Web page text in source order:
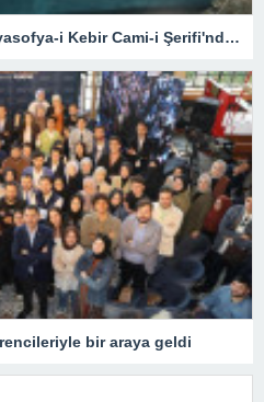
Cumhurbaşkanı Erdoğan Ayasofya-i Kebir Cami-i Şerifi'nde namaz kıldı, Kur'an okudu
bir araya geldi